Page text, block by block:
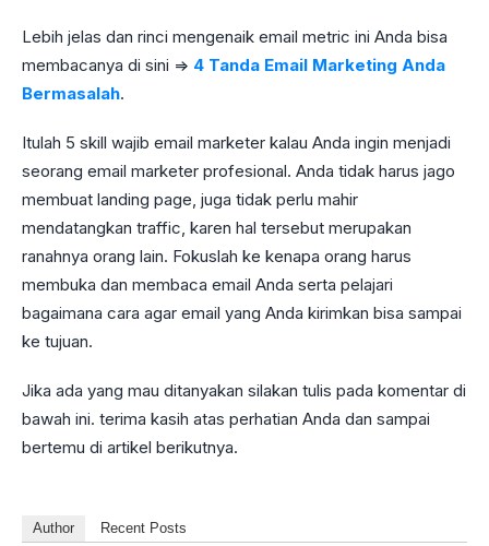
Lebih jelas dan rinci mengenaik email metric ini Anda bisa
membacanya di sini => 4 Tanda Email Marketing Anda
Bermasalah.
Itulah 5 skill wajib email marketer kalau Anda ingin menjadi
seorang email marketer profesional. Anda tidak harus jago
membuat landing page, juga tidak perlu mahir
mendatangkan traffic, karen hal tersebut merupakan
ranahnya orang lain. Fokuslah ke kenapa orang harus
membuka dan membaca email Anda serta pelajari
bagaimana cara agar email yang Anda kirimkan bisa sampai
ke tujuan.
Jika ada yang mau ditanyakan silakan tulis pada komentar di
bawah ini. terima kasih atas perhatian Anda dan sampai
bertemu di artikel berikutnya.
Author Recent Posts